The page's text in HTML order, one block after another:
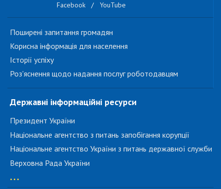
Facebook / YouTube
Поширені запитання громадян
Корисна інформація для населення
Історії успіху
Роз'яснення щодо надання послуг роботодавцям
Державні інформаційні ресурси
Президент України
Національне агентство з питань запобігання корупції
Національне агентство України з питань державної служби
Верховна Рада України
...